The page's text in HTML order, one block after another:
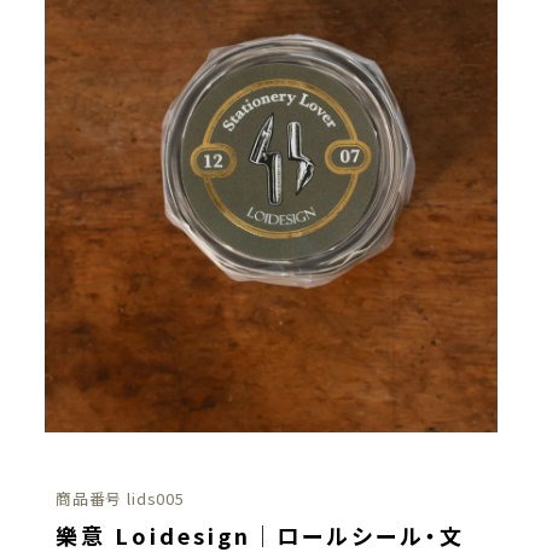
商品番号 lids005
樂意 Loidesign｜ロールシール・文